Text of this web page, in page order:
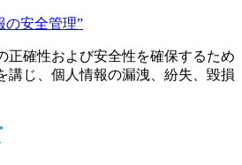
の安全管理”
正確性および安全性を確保するため
講じ、個人情報の漏洩、紛失、毀損